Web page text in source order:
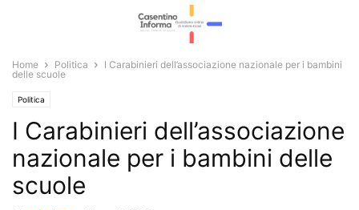
Home Politica
I Carabinieri dell’associazione nazionale per i bambini
delle scuole
Politica
I Carabinieri dell’associazione
nazionale per i bambini delle
scuole